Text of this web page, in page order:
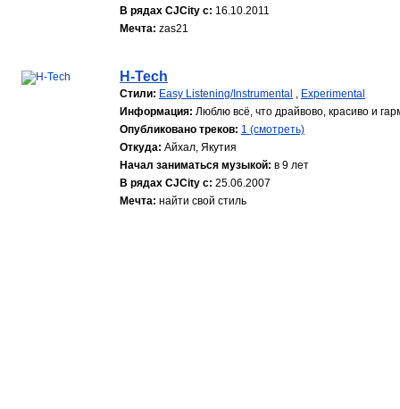
В рядах CJCity с: 16.10.2011
Мечта: zas21
H-Tech
Стили: Easy Listening/Instrumental , Experimental
Информация: Люблю всё, что драйвово, красиво и
Опубликовано треков: 1 (смотреть)
Откуда: Айхал, Якутия
Начал заниматься музыкой: в 9 лет
В рядах CJCity с: 25.06.2007
Мечта: найти свой стиль